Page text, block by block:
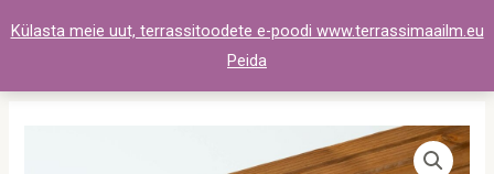
Külasta meie uut, terrassitoodete e-poodi www.terrassimaailm.eu
Peida
to